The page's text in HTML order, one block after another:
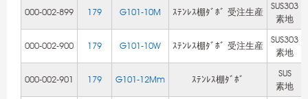
000-002-899 179 G101-10M ｽﾃﾝﾚｽ棚ﾀﾞﾎﾞ 受注生産
SUS303
素地
000-002-900 179 G101-10W ｽﾃﾝﾚｽ棚ﾀﾞﾎﾞ 受注生産
SUS303
素地
000-002-901 179 G101-12Mm ｽﾃﾝﾚｽ棚ﾀﾞﾎﾞ
SUS
素地